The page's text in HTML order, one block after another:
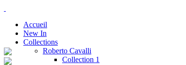
Accueil
New In
Collections
Roberto Cavalli
Collection 1